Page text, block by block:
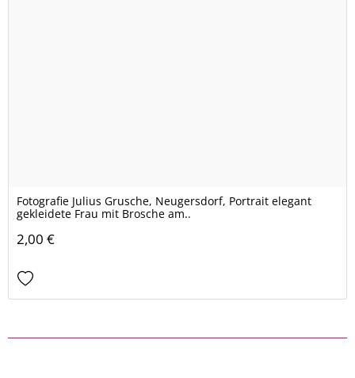
Fotografie Julius Grusche, Neugersdorf, Portrait elegant
gekleidete Frau mit Brosche am..
2,00 €